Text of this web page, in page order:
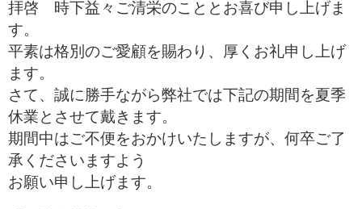
コラム・Qinfo
会社案内
拝啓 時下益々ご清栄のこととお喜び申し上げま
す。
平素は格別のご愛顧を賜わり、厚くお礼申し上げ
ます。
さて、誠に勝手ながら弊社では下記の期間を夏季
休業とさせて戴きます。
期間中はご不便をおかけいたしますが、何卒ご了
承くださいますよう
お願い申し上げます。